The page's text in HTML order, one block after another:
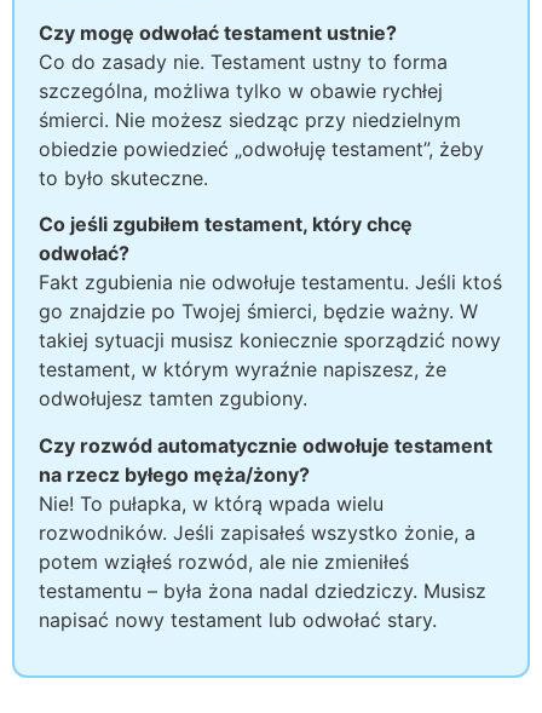
Czy mogę odwołać testament ustnie?
Co do zasady nie. Testament ustny to forma
szczególna, możliwa tylko w obawie rychłej
śmierci. Nie możesz siedząc przy niedzielnym
obiedzie powiedzieć „odwołuję testament”, żeby
to było skuteczne.
Co jeśli zgubiłem testament, który chcę
odwołać?
Fakt zgubienia nie odwołuje testamentu. Jeśli ktoś
go znajdzie po Twojej śmierci, będzie ważny. W
takiej sytuacji musisz koniecznie sporządzić nowy
testament, w którym wyraźnie napiszesz, że
odwołujesz tamten zgubiony.
Czy rozwód automatycznie odwołuje testament
na rzecz byłego męża/żony?
Nie! To pułapka, w którą wpada wielu
rozwodników. Jeśli zapisałeś wszystko żonie, a
potem wziąłeś rozwód, ale nie zmieniłeś
testamentu – była żona nadal dziedziczy. Musisz
napisać nowy testament lub odwołać stary.